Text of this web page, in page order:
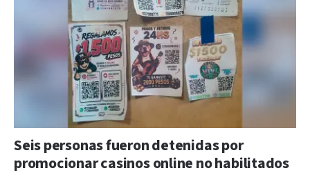
Seis personas fueron detenidas por
promocionar casinos online no habilitados